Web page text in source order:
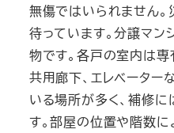
無傷ではいられません
待っています。分譲マン
物です。各戸の室内は専
共用廊下、エレベータ
いる場所が多く、補修
す。部屋の位置や階数